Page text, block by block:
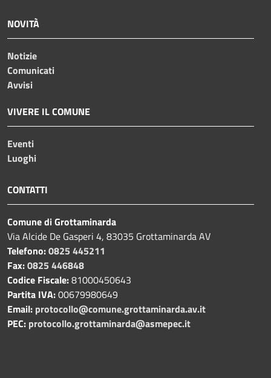
NOVITÀ
Notizie
Comunicati
Avvisi
VIVERE IL COMUNE
Eventi
Luoghi
CONTATTI
Comune di Grottaminarda
Via Alcide De Gasperi 4, 83035 Grottaminarda AV
Telefono:0825 445211
Fax:0825 446848
Codice Fiscale:81000450643
Partita IVA:00679980649
Email: protocollo@comune.grottaminarda.av.it
PEC: protocollo.grottaminarda@asmepec.it